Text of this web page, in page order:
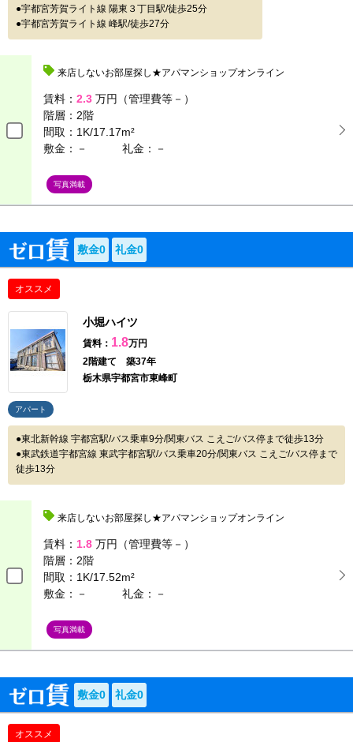
宇都宮芳賀ライト線 陽東３丁目駅/徒歩25分
宇都宮芳賀ライト線 峰駅/徒歩27分
来店しないお部屋探し★アパマンショップオンライン
賃料： 2.3 万円（管理費等－）
階層： 2階
間取： 1K/17.17m²
敷金：－
礼金：－
写真満載
敷金0 礼金0
オススメ
小堀ハイツ
賃料： 1.8万円
2階建て 築37年
栃木県宇都宮市東峰町
アパート
東北新幹線 宇都宮駅/バス乗車9分/関東バス こえご/バス停まで徒歩13分
東武鉄道宇都宮線 東武宇都宮駅/バス乗車20分/関東バス こえご/バス停まで
徒歩13分
来店しないお部屋探し★アパマンショップオンライン
賃料： 1.8 万円（管理費等－）
階層： 2階
間取： 1K/17.52m²
敷金：－
礼金：－
写真満載
敷金0 礼金0
オススメ